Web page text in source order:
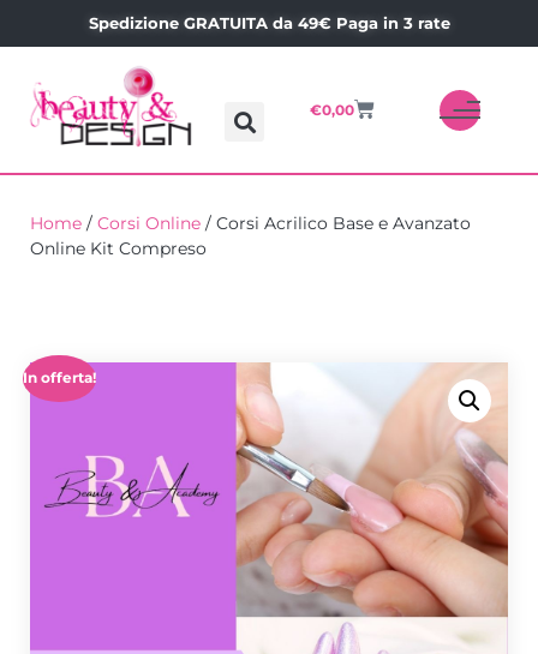
Spedizione GRATUITA da 49€ Paga in 3 rate
€0,00
Home / Corsi Online / Corsi Acrilico Base e Avanzato
Online Kit Compreso
In offerta!